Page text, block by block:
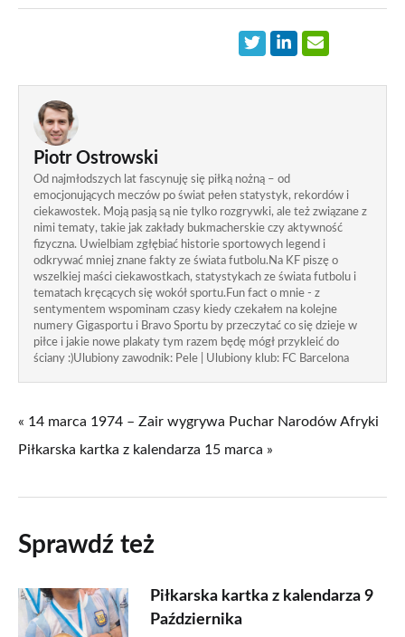
Piotr Ostrowski
Od najmłodszych lat fascynuję się piłką nożną – od
emocjonujących meczów po świat pełen statystyk, rekordów i
ciekawostek. Moją pasją są nie tylko rozgrywki, ale też związane z
nimi tematy, takie jak zakłady bukmacherskie czy aktywność
fizyczna. Uwielbiam zgłębiać historie sportowych legend i
odkrywać mniej znane fakty ze świata futbolu.Na KF piszę o
wszelkiej maści ciekawostkach, statystykach ze świata futbolu i
tematach kręcących się wokół sportu.Fun fact o mnie - z
sentymentem wspominam czasy kiedy czekałem na kolejne
numery Gigasportu i Bravo Sportu by przeczytać co się dzieje w
piłce i jakie nowe plakaty tym razem będę mógł przykleić do
ściany :)Ulubiony zawodnik: Pele | Ulubiony klub: FC Barcelona
« 14 marca 1974 – Zair wygrywa Puchar Narodów Afryki
Piłkarska kartka z kalendarza 15 marca »
Sprawdź też
Piłkarska kartka z kalendarza 9
Października